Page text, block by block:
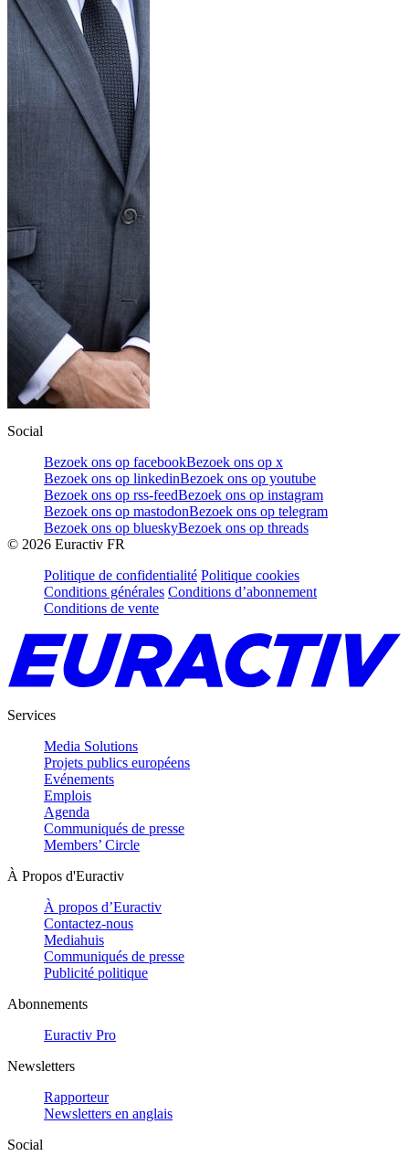
Social
Bezoek ons op facebookBezoek ons op x
Bezoek ons op linkedinBezoek ons op youtube
Bezoek ons op rss-feedBezoek ons op instagram
Bezoek ons op mastodonBezoek ons op telegram
Bezoek ons op blueskyBezoek ons op threads
© 2026 Euractiv FR
Politique de confidentialité Politique cookies
Conditions générales Conditions d’abonnement
Conditions de vente
Services
Media Solutions
Projets publics européens
Evénements
Emplois
Agenda
Communiqués de presse
Members’ Circle
À Propos d'Euractiv
À propos d’Euractiv
Contactez-nous
Mediahuis
Communiqués de presse
Publicité politique
Abonnements
Euractiv Pro
Newsletters
Rapporteur
Newsletters en anglais
Social